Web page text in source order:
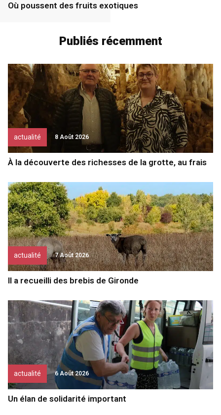
Où poussent des fruits exotiques
Publiés récemment
actualité 8 Août 2026
À la découverte des richesses de la grotte, au frais
actualité 7 Août 2026
Il a recueilli des brebis de Gironde
actualité 6 Août 2026
Un élan de solidarité important